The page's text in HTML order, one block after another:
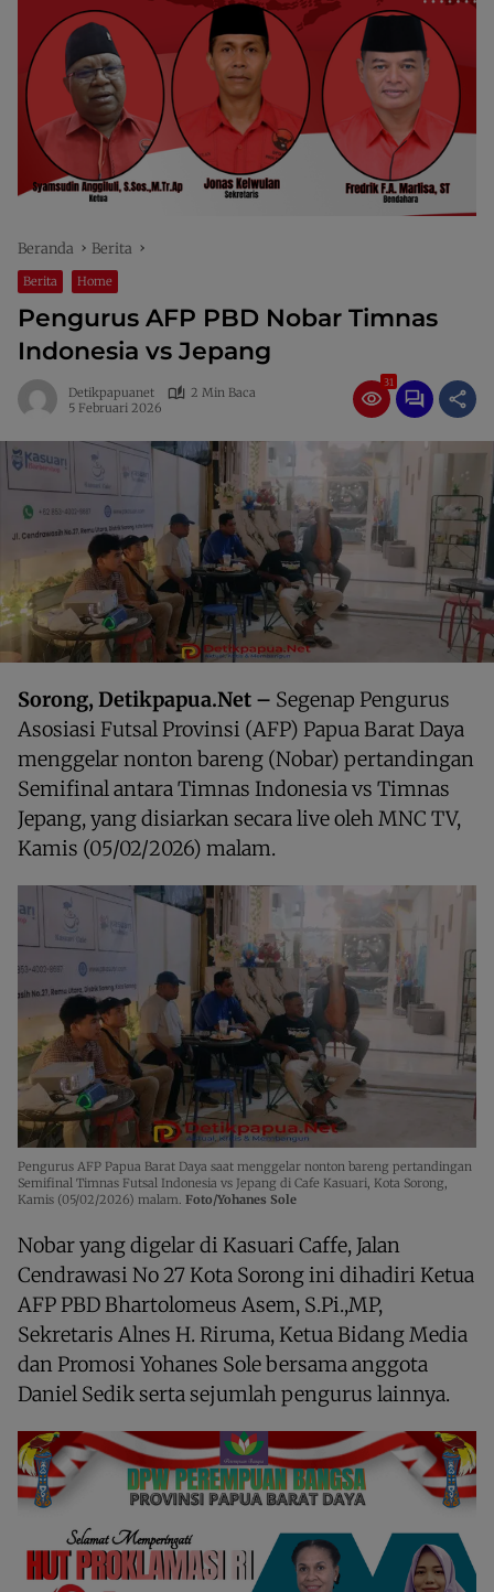
Beranda Berita
Berita Home
Pengurus AFP PBD Nobar Timnas
Indonesia vs Jepang
Detikpapuanet
2 Min Baca
5 Februari 2026
31
Sorong, Detikpapua.Net – Segenap Pengurus
Asosiasi Futsal Provinsi (AFP) Papua Barat Daya
menggelar nonton bareng (Nobar) pertandingan
Semifinal antara Timnas Indonesia vs Timnas
Jepang, yang disiarkan secara live oleh MNC TV,
Kamis (05/02/2026) malam.
Pengurus AFP Papua Barat Daya saat menggelar nonton bareng pertandingan
Semifinal Timnas Futsal Indonesia vs Jepang di Cafe Kasuari, Kota Sorong,
Kamis (05/02/2026) malam. Foto/Yohanes Sole
Nobar yang digelar di Kasuari Caffe, Jalan
Cendrawasi No 27 Kota Sorong ini dihadiri Ketua
AFP PBD Bhartolomeus Asem, S.Pi.,MP,
Sekretaris Alnes H. Riruma, Ketua Bidang Media
dan Promosi Yohanes Sole bersama anggota
Daniel Sedik serta sejumlah pengurus lainnya.